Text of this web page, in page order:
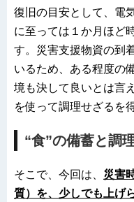
復旧の目安として、電
に至っては１か月ほど
す。災害支援物資の到
いるため、ある程度の
境も決して良いとは言
を使って調理せざるを
“食”の備蓄と調
そこで、今回は、 災害
質）を、少しでも上げ